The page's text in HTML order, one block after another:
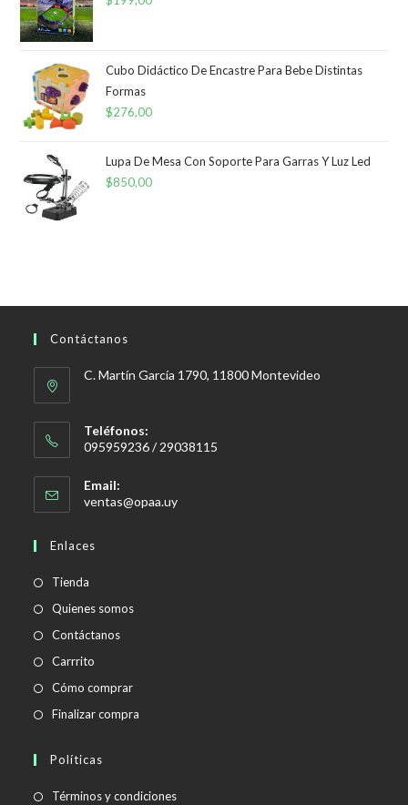
Cubo Didáctico De Encastre Para Bebe Distintas
Formas
$276,00
Lupa De Mesa Con Soporte Para Garras Y Luz Led
$850,00
Contáctanos
C. Martín García 1790, 11800 Montevideo
Teléfonos:
095959236 / 29038115
Email:
ventas@opaa.uySe
Enlaces
Tienda
Quienes somos
Contáctanos
Carrrito
Cómo comprar
Finalizar compra
Políticas
Términos y condicionesSe